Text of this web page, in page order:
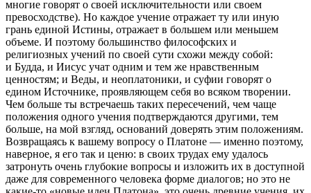
многие говорят о своей исключительности или своем
превосходстве). Но каждое учение отражает ту или иную
грань единой Истины, отражает в большем или меньшем
объеме. И поэтому большинство философских и
религиозных учений по своей сути схожи между собой:
и Будда, и Иисус учат одним и тем же нравственным
ценностям; и Веды, и неоплатоники, и суфии говорят о
едином Источнике, проявляющем себя во всяком творении.
Чем больше ты встречаешь таких пересечений, чем чаще
положения одного учения подтверждаются другими, тем
больше, на мой взгляд, оснований доверять этим положениям.
Возвращаясь к вашему вопросу о Платоне — именно поэтому,
наверное, я его так и ценю: в своих трудах ему удалось
затронуть очень глубокие вопросы и изложить их в доступной
даже для современного человека форме диалогов; но это не